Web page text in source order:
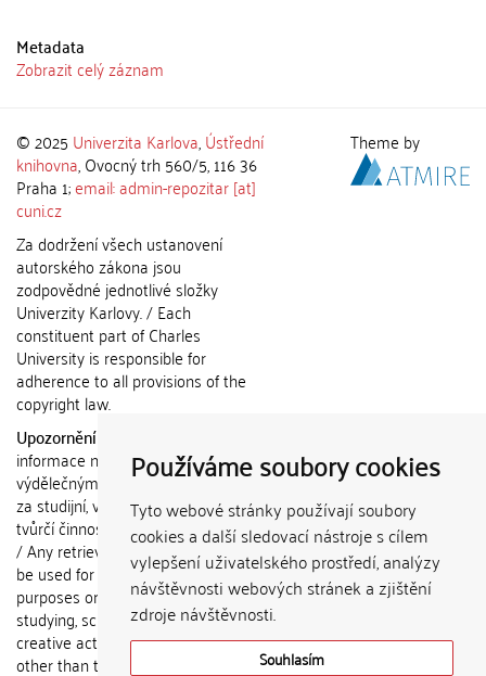
Používáme soubory cookies
Tyto webové stránky používají soubory
cookies a další sledovací nástroje s cílem
vylepšení uživatelského prostředí, analýzy
návštěvnosti webových stránek a zjištění
zdroje návštěvnosti.
Souhlasím
Metadata
Zobrazit celý záznam
© 2025 Univerzita Karlova,Ústřední
knihovna, Ovocný trh 560/5, 116 36
Praha 1;email: admin-repozitar [at]
cuni.cz
Za dodržení všech ustanovení
autorského zákona jsou
zodpovědné jednotlivé složky
Univerzity Karlovy. / Each
constituent part of Charles
University is responsible for
adherence to all provisions of the
copyright law.
Upozornění / Notice:
informace nemohou být použity k
výdělečným účelům nebo vydávány
za studijní, vědeckou nebo jinou
tvůrčí činnost jiné osoby než autora.
/ Any retrieved information shall not
be used for any commercial
purposes or claimed as results of
studying, scientific or any other
creative activities of any person
other than the author.
Theme by